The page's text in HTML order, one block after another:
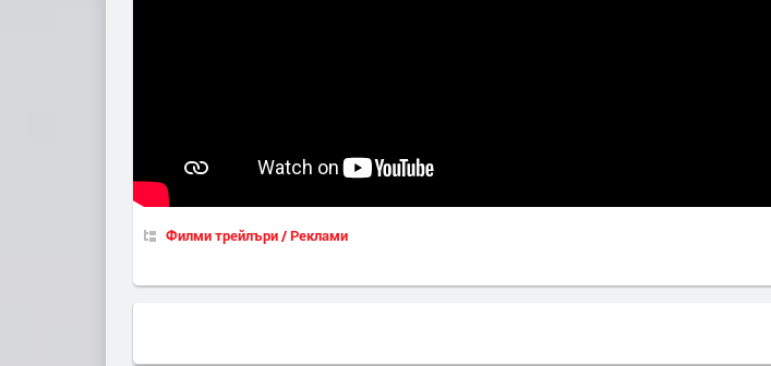
Филми трейлъри / Реклами